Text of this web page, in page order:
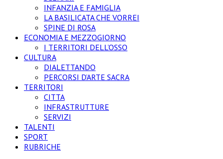
INFANZIA E FAMIGLIA
LA BASILICATA CHE VORREI
SPINE DI ROSA
ECONOMIA E MEZZOGIORNO
I TERRITORI DELL’OSSO
CULTURA
DIALETTANDO
PERCORSI D’ARTE SACRA
TERRITORI
CITTA
INFRASTRUTTURE
SERVIZI
TALENTI
SPORT
RUBRICHE